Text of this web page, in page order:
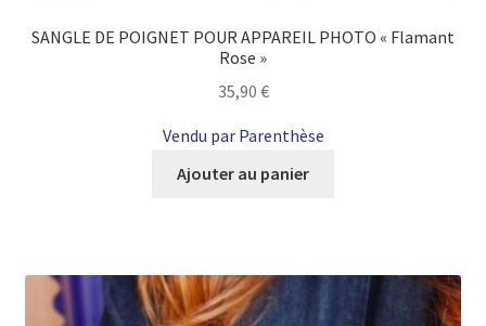
SANGLE DE POIGNET POUR APPAREIL PHOTO « Flamant
Rose »
35,90 €
Vendu par Parenthèse
Ajouter au panier